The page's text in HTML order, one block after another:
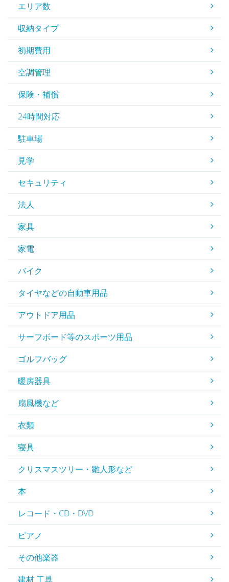
エリア数
収納タイプ
初期費用
空調管理
保険・補償
24時間対応
駐車場
見学
セキュリティ
法人
家具
家電
バイク
タイヤなどの自動車用品
アウトドア用品
サーフボード等のスポーツ用品
ゴルフバッグ
暖房器具
扇風機など
衣類
寝具
クリスマスツリー・雛人形など
本
レコード・CD・DVD
ピアノ
その他楽器
建材 工具